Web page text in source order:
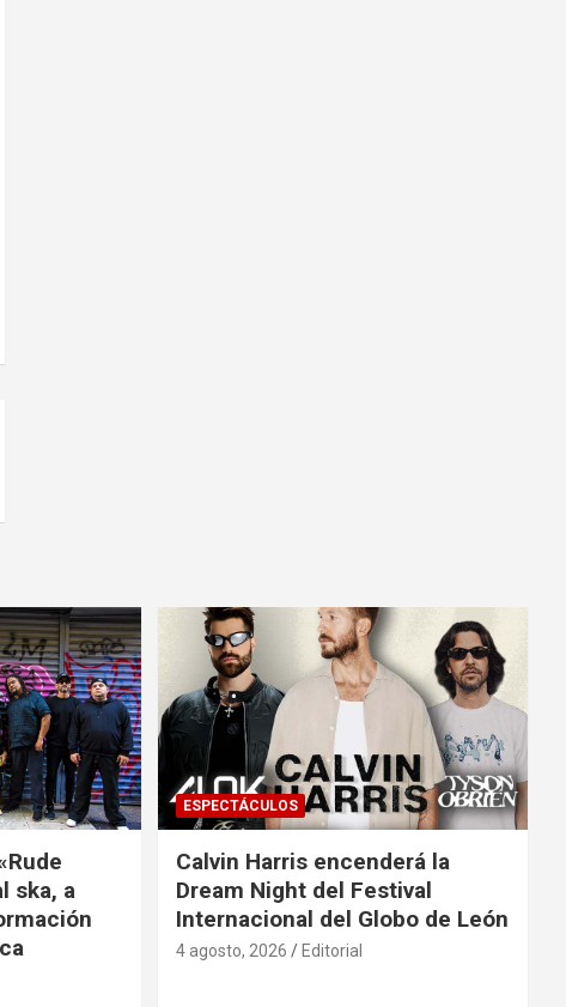
ska, a
ESPECTÁCULOS
Calvin Harris encenderá la
Dream Night del Festival
Internacional del Globo de León
4 agosto, 2026 Editorial